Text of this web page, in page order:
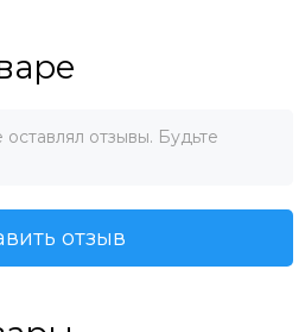
отзывы. Будьте
отзыв